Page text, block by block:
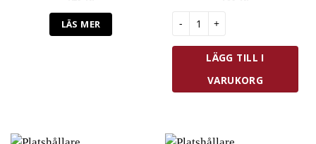
LÄS MER Westmark Serveringstång
LÄGG TILL I
VARUKORG